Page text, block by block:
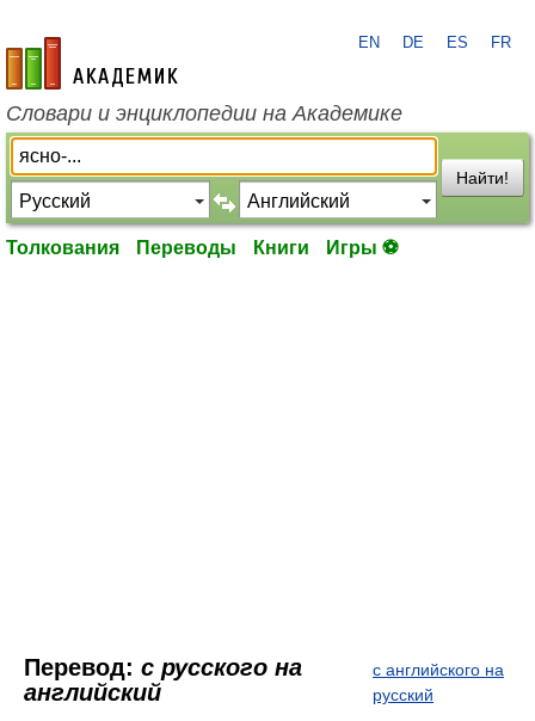
academic.ru
EN DE ES FR
Словари и энциклопедии на Академике
Найти!
Толкования Переводы Книги Игры ⚽
Перевод: с русского на
английский
с английского на
русский